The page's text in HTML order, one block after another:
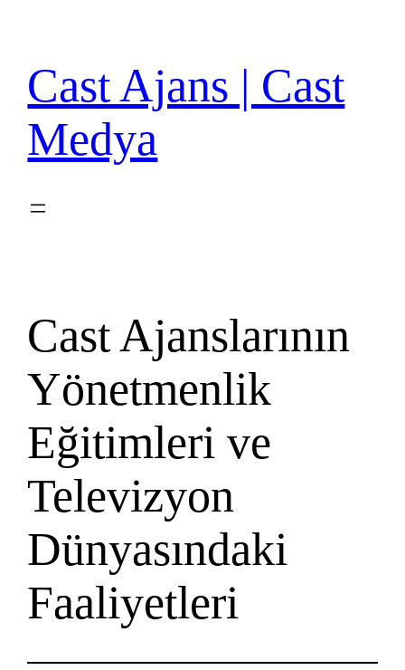
Cast Ajans | Cast
Medya
Cast Ajanslarının
Yönetmenlik
Eğitimleri ve
Televizyon
Dünyasındaki
Faaliyetleri